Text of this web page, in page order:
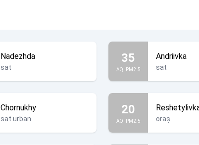
Nadezhda
sat
35
AQI PM2.5
Andriivka
sat
Chornukhy
sat urban
20
AQI PM2.5 oraș